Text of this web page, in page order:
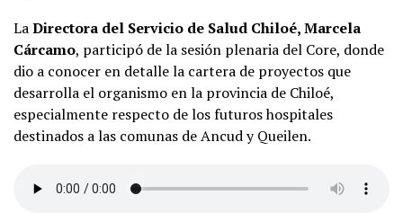
LaDirectora del Servicio de Salud Chiloé, Marcela
Cárcamo, participó de la sesión plenaria del Core, donde
dio a conocer en detalle la cartera de proyectos que
desarrolla el organismo en la provincia de Chiloé,
especialmente respecto de los futuros hospitales
destinados a las comunas de Ancud y Queilen.